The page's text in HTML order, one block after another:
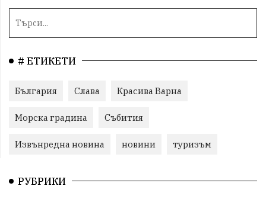
# ЕТИКЕТИ
България Слава Красива Варна
Морска градина Събития
Извънредна новина новини туризъм
РУБРИКИ